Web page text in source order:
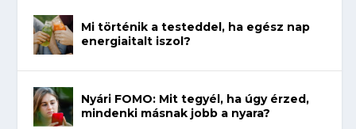
Mi történik a testeddel, ha egész nap
energiaitalt iszol?
Nyári FOMO: Mit tegyél, ha úgy érzed,
mindenki másnak jobb a nyara?